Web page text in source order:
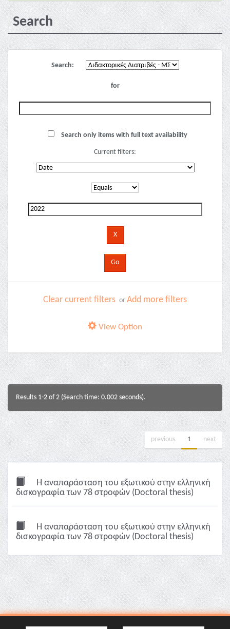
Search
Search:
for
Search only items with full text availability
Current filters:
Clear current filters or Add more filters
View Option
Results 1-2 of 2 (Search time: 0.002 seconds).
previous 1 next
Η αναπαράσταση του εξωτικού στην ελληνική
δισκογραφία των 78 στροφών (Doctoral thesis)
Η αναπαράσταση του εξωτικού στην ελληνική
δισκογραφία των 78 στροφών (Doctoral thesis)